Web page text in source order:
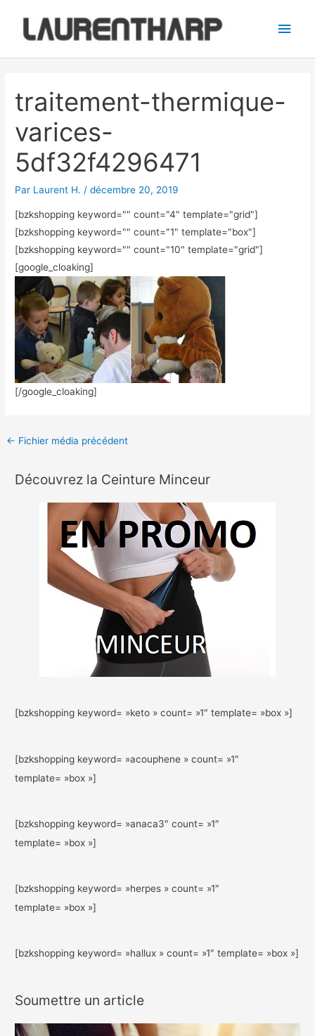
contenu
traitement-thermique-
varices-
5df32f4296471
Par Laurent H. /décembre 20, 2019
[bzkshopping keyword="" count="4" template="grid"]
[bzkshopping keyword="" count="1" template="box"]
[bzkshopping keyword="" count="10" template="grid"]
[google_cloaking]
[/google_cloaking]
articles
← Fichier média précédent
Découvrez la Ceinture Minceur
[bzkshopping keyword= »keto » count= »1″ template= »box »]
[bzkshopping keyword= »acouphene » count= »1″
template= »box »]
[bzkshopping keyword= »anaca3″ count= »1″
template= »box »]
[bzkshopping keyword= »herpes » count= »1″
template= »box »]
[bzkshopping keyword= »hallux » count= »1″ template= »box »]
Soumettre un article